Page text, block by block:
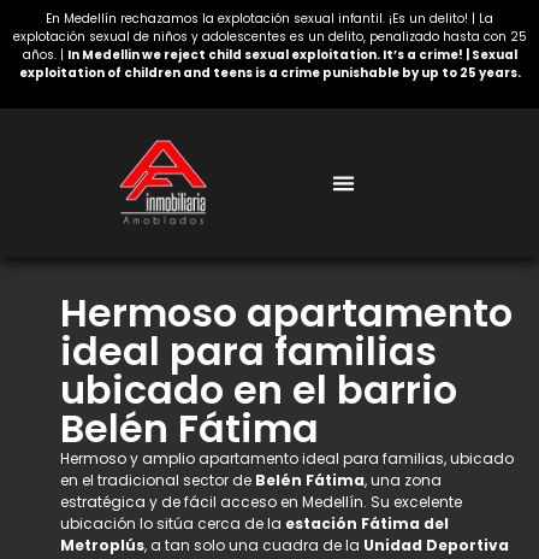
En Medellín rechazamos la explotación sexual infantil. ¡Es un delito! | La
explotación sexual de niños y adolescentes es un delito, penalizado hasta con 25
años. | In Medellin we reject child sexual exploitation. It’s a crime! | Sexual
exploitation of children and teens is a crime punishable by up to 25 years.
Hermoso apartamento
ideal para familias
ubicado en el barrio
Belén Fátima
Hermoso y amplio apartamento ideal para familias, ubicado
en el tradicional sector de Belén Fátima, una zona
estratégica y de fácil acceso en Medellín. Su excelente
ubicación lo sitúa cerca de la estación Fátima del
Metroplús, a tan solo una cuadra de la Unidad Deportiva